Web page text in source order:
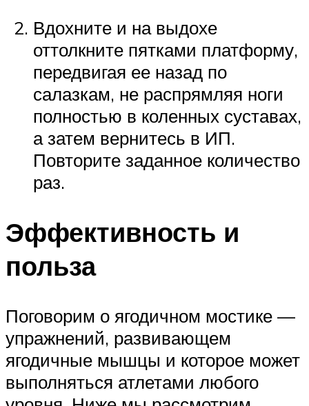
Вдохните и на выдохе
оттолкните пятками платформу,
передвигая ее назад по
салазкам, не распрямляя ноги
полностью в коленных суставах,
а затем вернитесь в ИП.
Повторите заданное количество
раз.
Эффективность и
польза
Поговорим о ягодичном мостике —
упражнений, развивающем
ягодичные мышцы и которое может
выполняться атлетами любого